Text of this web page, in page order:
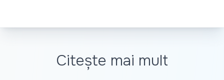
Citește mai mult